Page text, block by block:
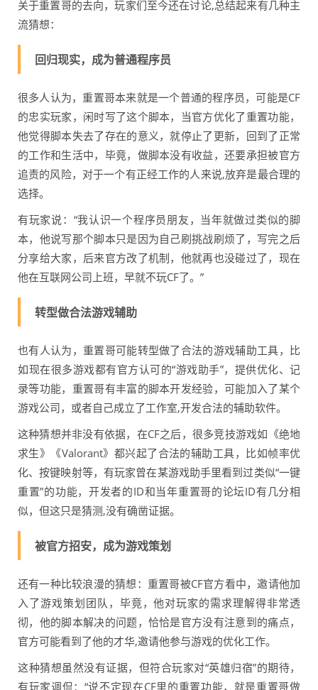
关于重置哥的去向，玩家们至今还在讨论,总结起来有几种主
流猜想：
回归现实，成为普通程序员
很多人认为，重置哥本来就是一个普通的程序员，可能是CF
的忠实玩家，闲时写了这个脚本，当官方优化了重置功能，
他觉得脚本失去了存在的意义，就停止了更新，回到了正常
的工作和生活中，毕竟，做脚本没有收益，还要承担被官方
追责的风险，对于一个有正经工作的人来说,放弃是最合理的
选择。
有玩家说：“我认识一个程序员朋友，当年就做过类似的脚
本，他说写那个脚本只是因为自己刷挑战刷烦了，写完之后
分享给大家，后来官方改了机制，他就再也没碰过了，现在
他在互联网公司上班，早就不玩CF了。”
转型做合法游戏辅助
也有人认为，重置哥可能转型做了合法的游戏辅助工具，比
如现在很多游戏都有官方认可的“游戏助手”，提供优化、记
录等功能，重置哥有丰富的脚本开发经验，可能加入了某个
游戏公司，或者自己成立了工作室,开发合法的辅助软件。
这种猜想并非没有依据，在CF之后，很多竞技游戏如《绝地
求生》《Valorant》都兴起了合法的辅助工具，比如帧率优
化、按键映射等，有玩家曾在某游戏助手里看到过类似“一键
重置”的功能，开发者的ID和当年重置哥的论坛ID有几分相
似，但这只是猜测,没有确凿证据。
被官方招安，成为游戏策划
还有一种比较浪漫的猜想：重置哥被CF官方看中，邀请他加
入了游戏策划团队，毕竟，他对玩家的需求理解得非常透
彻，他的脚本解决的问题，恰恰是官方没有注意到的痛点，
官方可能看到了他的才华,邀请他参与游戏的优化工作。
这种猜想虽然没有证据，但符合玩家对“英雄归宿”的期待，
有玩家调侃：“说不定现在CF里的重置功能，就是重置哥做